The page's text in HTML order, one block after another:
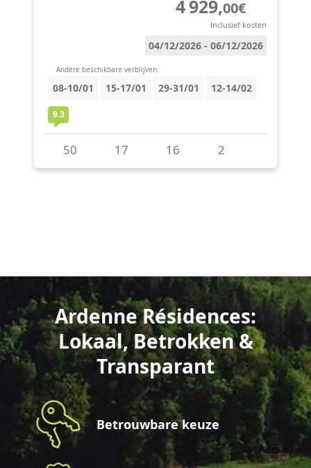
Ardenne Résidences:
Lokaal, Betrokken &
Transparant
Betrouwbare keuze